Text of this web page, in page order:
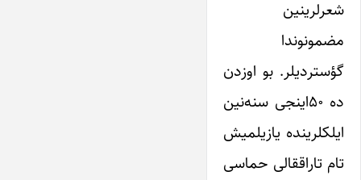
شعرلرینین
مضمونوندا
گؤستردیلر. بو اوزدن
ده ۵۰اینجی سنه‌نین
ایلکلرینده یازیلمیش
تام تاراققالی حماسی